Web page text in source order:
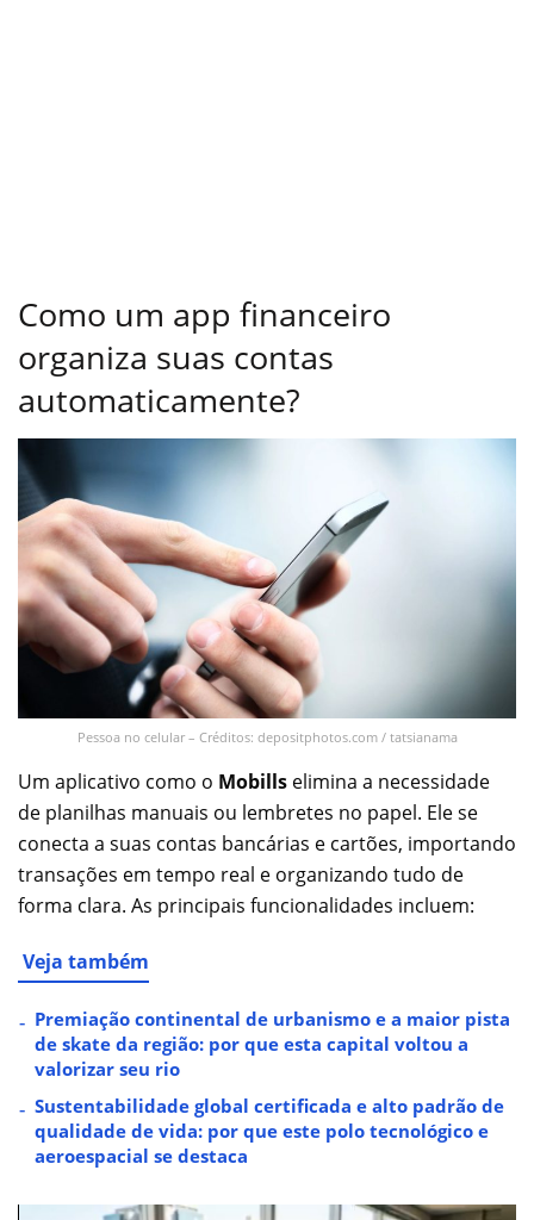
Como um app financeiro
organiza suas contas
automaticamente?
Pessoa no celular – Créditos: depositphotos.com / tatsianama
Um aplicativo como o Mobills elimina a necessidade
de planilhas manuais ou lembretes no papel. Ele se
conecta a suas contas bancárias e cartões, importando
transações em tempo real e organizando tudo de
forma clara. As principais funcionalidades incluem:
Veja também
Premiação continental de urbanismo e a maior pista
de skate da região: por que esta capital voltou a
valorizar seu rio
Sustentabilidade global certificada e alto padrão de
qualidade de vida: por que este polo tecnológico e
aeroespacial se destaca